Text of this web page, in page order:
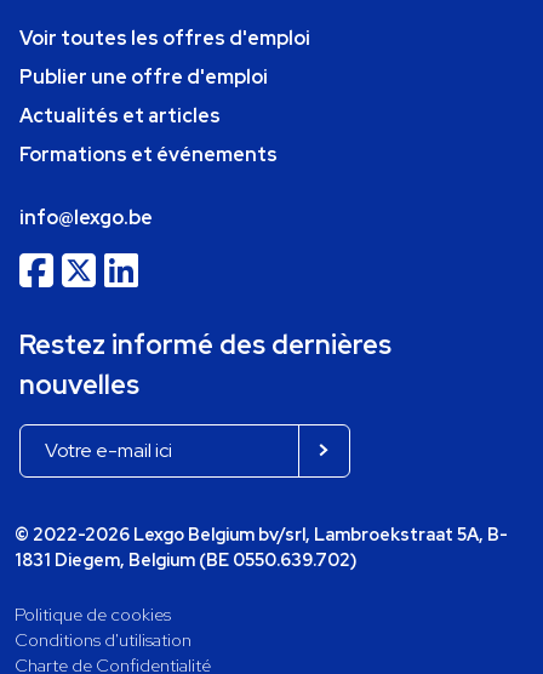
Voir toutes les offres d'emploi
Publier une offre d'emploi
Actualités et articles
Formations et événements
info@lexgo.be
Restez informé des dernières
nouvelles
© 2022-2026 Lexgo Belgium bv/srl, Lambroekstraat 5A, B-
1831 Diegem, Belgium (BE 0550.639.702)
Politique de cookies
Conditions d'utilisation
Charte de Confidentialité